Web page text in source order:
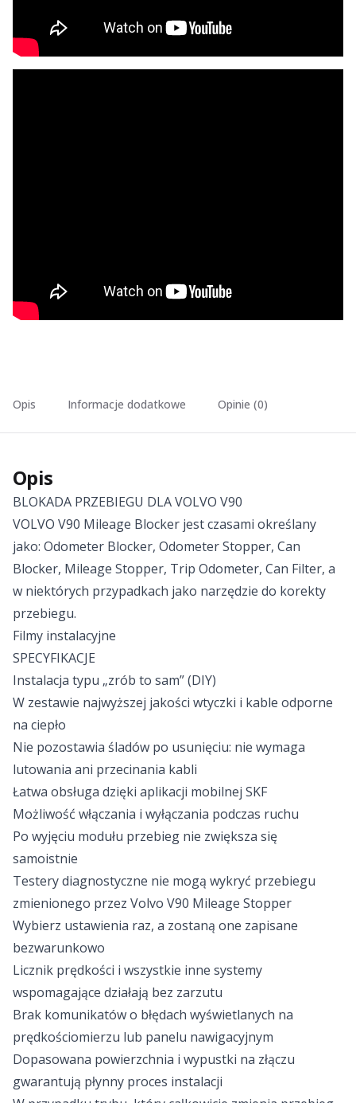
Opis Informacje dodatkowe Opinie (0)
Opis
BLOKADA PRZEBIEGU DLA VOLVO V90
VOLVO V90 Mileage Blocker jest czasami określany
jako: Odometer Blocker, Odometer Stopper, Can
Blocker, Mileage Stopper, Trip Odometer, Can Filter, a
w niektórych przypadkach jako narzędzie do korekty
przebiegu.
Filmy instalacyjne
SPECYFIKACJE
Instalacja typu „zrób to sam” (DIY)
W zestawie najwyższej jakości wtyczki i kable odporne
na ciepło
Nie pozostawia śladów po usunięciu: nie wymaga
lutowania ani przecinania kabli
Łatwa obsługa dzięki aplikacji mobilnej SKF
Możliwość włączania i wyłączania podczas ruchu
Po wyjęciu modułu przebieg nie zwiększa się
samoistnie
Testery diagnostyczne nie mogą wykryć przebiegu
zmienionego przez Volvo V90 Mileage Stopper
Wybierz ustawienia raz, a zostaną one zapisane
bezwarunkowo
Licznik prędkości i wszystkie inne systemy
wspomagające działają bez zarzutu
Brak komunikatów o błędach wyświetlanych na
prędkościomierzu lub panelu nawigacyjnym
Dopasowana powierzchnia i wypustki na złączu
gwarantują płynny proces instalacji